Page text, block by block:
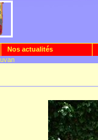
Nos actualités